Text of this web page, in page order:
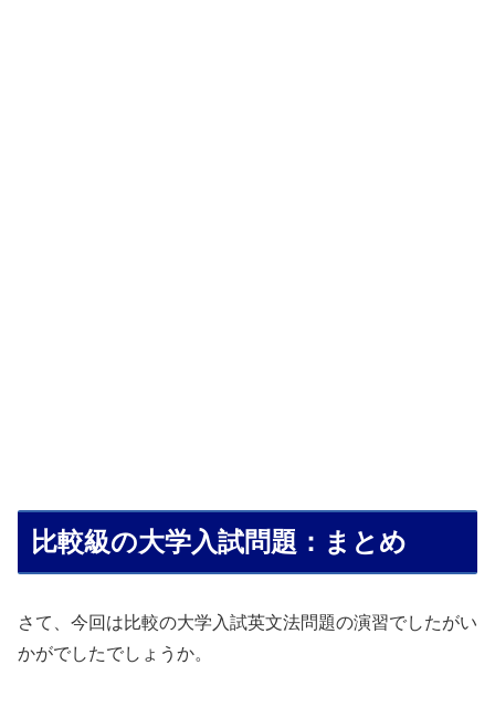
比較級の大学入試問題：まとめ
さて、今回は比較の大学入試英文法問題の演習でしたがい
かがでしたでしょうか。